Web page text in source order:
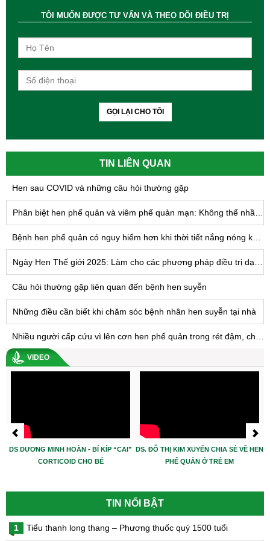
TÔI MUỐN ĐƯỢC TƯ VẤN VÀ THEO DÕI ĐIỀU TRỊ
GỌI LẠI CHO TÔI
TIN LIÊN QUAN
Hen sau COVID và những câu hỏi thường gặp
Câu hỏi thường gặp liên quan đến bệnh hen suyễn
Những điều cần biết khi chăm sóc bệnh nhân hen suyễn tại nhà
VIDEO
DS DƯƠNG MINH HOÀN - BÍ KÍP “CAI”
CORTICOID CHO BÉ
DS. ĐỖ THỊ KIM XUYẾN CHIA SẺ VỀ HEN
PHẾ QUẢN Ở TRẺ EM
TIN NỔI BẬT
1 Tiểu thanh long thang – Phương thuốc quý 1500 tuổi